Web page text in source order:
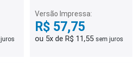
Questões Gabaritadas
Versão Impressa:
R$ 57,75
ou 5x de R$ 11,55 sem juros